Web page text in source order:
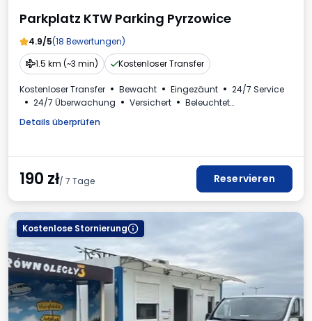
Parkplatz KTW Parking Pyrzowice
4.9/5(18 Bewertungen)
1.5 km (~3 min)
Kostenloser Transfer
Kostenloser Transfer Bewacht Eingezäunt
24/7 Service
24/7 Überwachung
Versichert
Beleuchtet
Details überprüfen
190 zł/ 7 Tage Reservieren
Kostenlose Stornierung